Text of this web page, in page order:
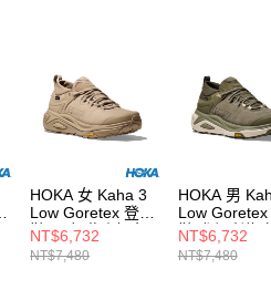
HOKA 女 Kaha 3
Low Goretex 登山
鞋 亞麻/燕麥奶色
NT$6,732
NT$7,480
HOKA 男 Kaha 3
Low Goretex
鞋 尤加利綠/
NT$6,732
NT$7,480